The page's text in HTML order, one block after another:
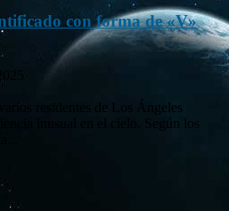
con forma de «V»
residentes de Los Ángeles
inusual en el cielo. Según los